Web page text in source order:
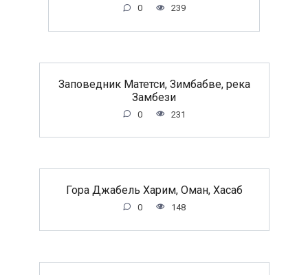
0 239
Заповедник Матетси, Зимбабве, река
Замбези
0 231
Гора Джабель Харим, Оман, Хасаб
0 148